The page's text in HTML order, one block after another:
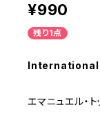
¥990
残り1点
エマニュエル・